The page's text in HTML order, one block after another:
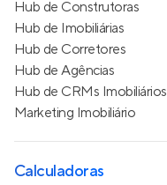
Hub de Construtoras
Hub de Imobiliárias
Hub de Corretores
Hub de Agências
Hub de CRMs Imobiliários
Marketing Imobiliário
Calculadoras